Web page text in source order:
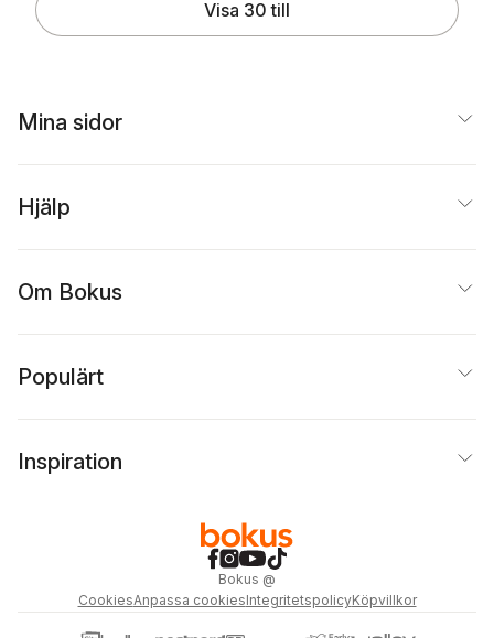
Visa 30 till
Mina sidor
Hjälp
Om Bokus
Populärt
Inspiration
Bokus @
CookiesAnpassa cookiesIntegritetspolicyKöpvillkor